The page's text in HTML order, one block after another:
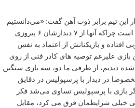
این تیم برابر ذوب آهن گفت: «می‌دانستیم
بازی ذوب‌آهن بازی سنگینی است چراکه آنها از ۷ دیدارشان ۶ پیروزی
افتاده و بازیکنانش از اعتماد به نفس
بازی علیرغم توصیه های کادر فنی از روی
شده دیدیم، از طرفی ما دو، سه بازی سنگین
در دیدار با پرسپولیس در دقایق
بازی با پرسپولیس تساوی می‌شد فکر
خیلی شرایطمان فرق می کرد، مقابل